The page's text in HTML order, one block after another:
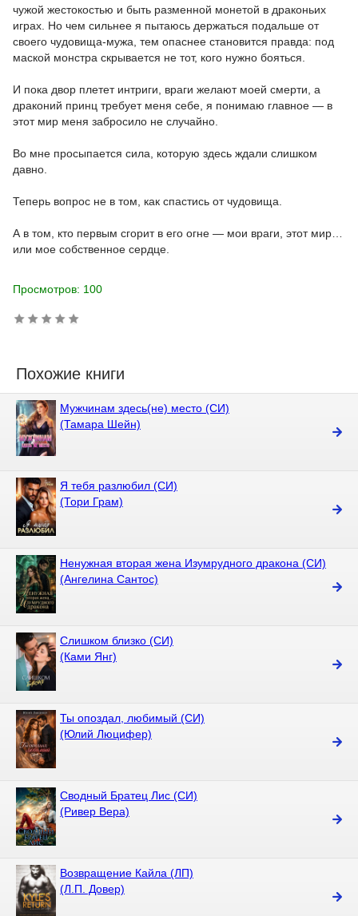
чужой жестокостью и быть разменной монетой в драконьих
играх. Но чем сильнее я пытаюсь держаться подальше от
своего чудовища-мужа, тем опаснее становится правда: под
маской монстра скрывается не тот, кого нужно бояться.
И пока двор плетет интриги, враги желают моей смерти, а
драконий принц требует меня себе, я понимаю главное — в
этот мир меня забросило не случайно.
Во мне просыпается сила, которую здесь ждали слишком
давно.
Теперь вопрос не в том, как спастись от чудовища.
А в том, кто первым сгорит в его огне — мои враги, этот мир…
или мое собственное сердце.
Просмотров: 100
Похожие книги
Мужчинам здесь(не) место (СИ)
(Тамара Шейн)
Я тебя разлюбил (СИ)
(Тори Грам)
Ненужная вторая жена Изумрудного дракона (СИ)
(Ангелина Сантос)
Слишком близко (СИ)
(Ками Янг)
Ты опоздал, любимый (СИ)
(Юлий Люцифер)
Сводный Братец Лис (СИ)
(Ривер Вера)
Возвращение Кайла (ЛП)
(Л.П. Довер)